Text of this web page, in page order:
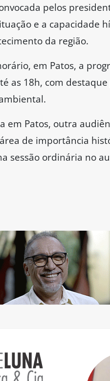
pelos
e a capacidade
da região.
em Patos, a
as 18h, com
em Patos, outra
de importância
sessão ordinária no